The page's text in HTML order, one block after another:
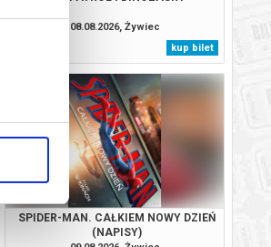
08.08.2026, Żywiec
kup bilet
SPIDER-MAN. CAŁKIEM NOWY DZIEŃ
(NAPISY)